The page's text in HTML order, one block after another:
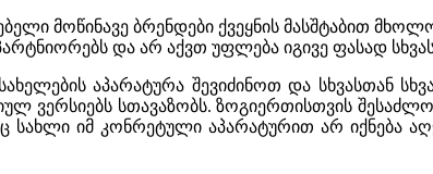
მოწინავე ბრენდები ქვეყნის მასშტაბით
და არ აქვთ უფლება იგივე ფასად
აპარატურა შევიძინოთ და სხვასთან
ვერსიებს სთავაზობს. ზოგიერთისთვის
სახლი იმ კონრეტული აპარატურით არ